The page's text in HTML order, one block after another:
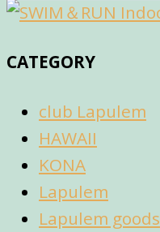
CATEGORY
club Lapulem
HAWAII
KONA
Lapulem
Lapulem goods